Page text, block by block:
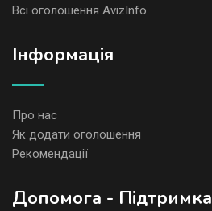
Всі оголошення AvizInfo
Iнформація
Про нас
Як додати оголошення
Рекомендації
Допомога - Підтримка